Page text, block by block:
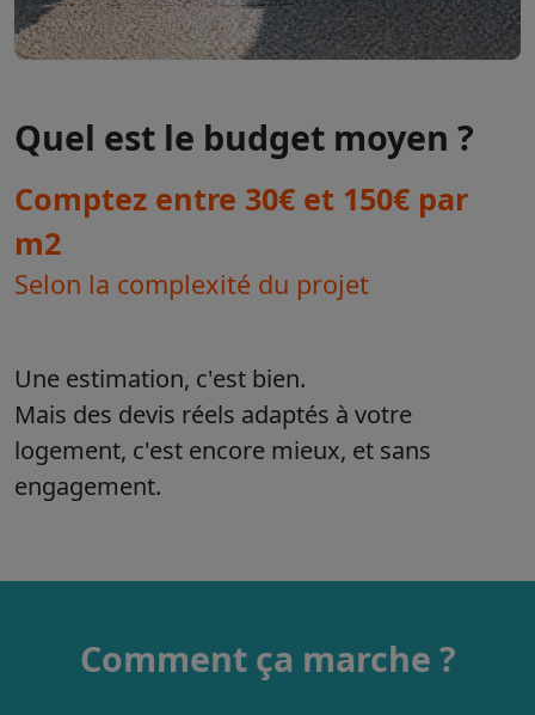
Quel est le budget moyen ?
Comptez entre 30€ et 150€ par
m2
Selon la complexité du projet
Une estimation, c'est bien.
Mais des devis réels adaptés à votre
logement, c'est encore mieux, et sans
engagement.
Comment ça marche ?